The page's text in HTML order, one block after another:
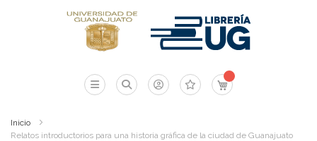
Mi carrito
Inicio
Relatos introductorios para una historia gráfica de la ciudad de Guanajuato